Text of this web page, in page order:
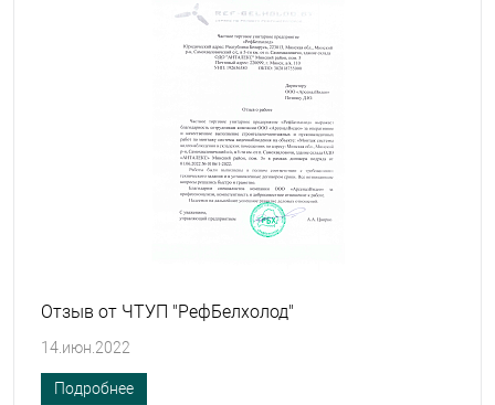
Отзыв от ЧТУП "РефБелхолод"
14.июн.2022
Подробнее